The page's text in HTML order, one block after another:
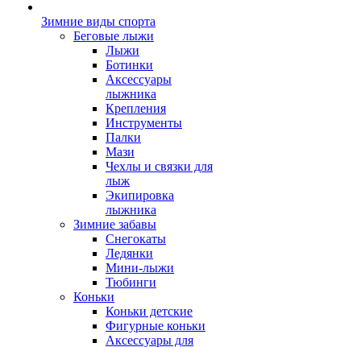
Зимние виды спорта
Беговые лыжи
Лыжи
Ботинки
Аксессуары
лыжника
Крепления
Инструменты
Палки
Мази
Чехлы и связки для
лыж
Экипировка
лыжника
Зимние забавы
Снегокаты
Ледянки
Мини-лыжи
Тюбинги
Коньки
Коньки детские
Фигурные коньки
Аксессуары для